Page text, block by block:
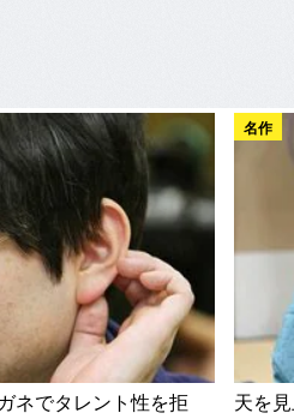
ネでタレント性を拒
名作
天を